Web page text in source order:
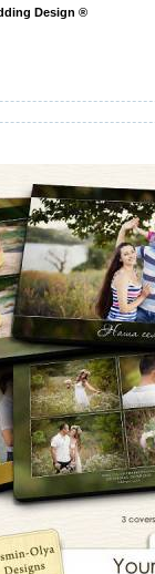
Design ®